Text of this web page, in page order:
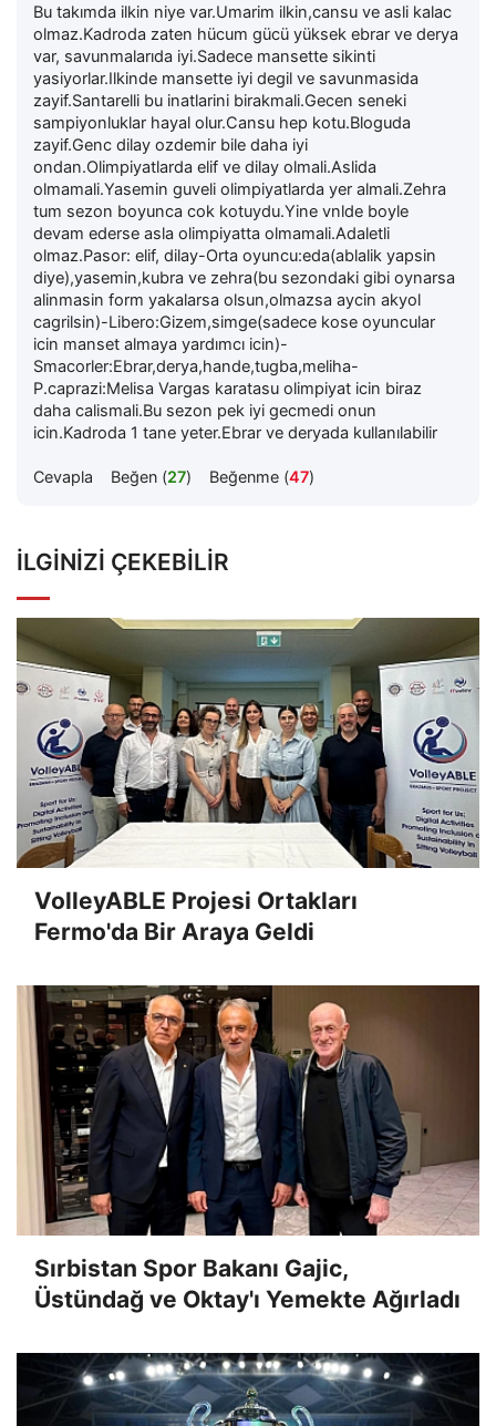
Bu takımda ilkin niye var.Umarim ilkin,cansu ve asli kalac
olmaz.Kadroda zaten hücum gücü yüksek ebrar ve derya
var, savunmalarıda iyi.Sadece mansette sikinti
yasiyorlar.Ilkinde mansette iyi degil ve savunmasida
zayif.Santarelli bu inatlarini birakmali.Gecen seneki
sampiyonluklar hayal olur.Cansu hep kotu.Bloguda
zayif.Genc dilay ozdemir bile daha iyi
ondan.Olimpiyatlarda elif ve dilay olmali.Aslida
olmamali.Yasemin guveli olimpiyatlarda yer almali.Zehra
tum sezon boyunca cok kotuydu.Yine vnlde boyle
devam ederse asla olimpiyatta olmamali.Adaletli
olmaz.Pasor: elif, dilay-Orta oyuncu:eda(ablalik yapsin
diye),yasemin,kubra ve zehra(bu sezondaki gibi oynarsa
alinmasin form yakalarsa olsun,olmazsa aycin akyol
cagrilsin)-Libero:Gizem,simge(sadece kose oyuncular
icin manset almaya yardımcı icin)-
Smacorler:Ebrar,derya,hande,tugba,meliha-
P.caprazi:Melisa Vargas karatasu olimpiyat icin biraz
daha calismali.Bu sezon pek iyi gecmedi onun
icin.Kadroda 1 tane yeter.Ebrar ve deryada kullanılabilir
Cevapla Beğen (27) Beğenme (47)
İLGINIZI ÇEKEBILIR
VolleyABLE Projesi Ortakları
Fermo'da Bir Araya Geldi
Sırbistan Spor Bakanı Gajic,
Üstündağ ve Oktay'ı Yemekte Ağırladı